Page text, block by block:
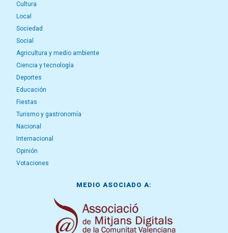
Cultura
Local
Sociedad
Social
Agricultura y medio ambiente
Ciencia y tecnología
Deportes
Educación
Fiestas
Turismo y gastronomía
Nacional
Internacional
Opinión
Votaciones
MEDIO ASOCIADO A: